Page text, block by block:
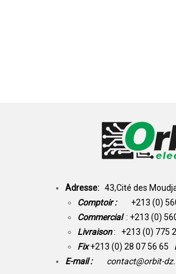
Adresse: 43,Cité des
Comptoir : +213 (0)
Commercial : +213 (0)
Livraison: +213 (0) 775
Fix +213 (0) 28 07 56 65
E-mail :
contact@orbit-